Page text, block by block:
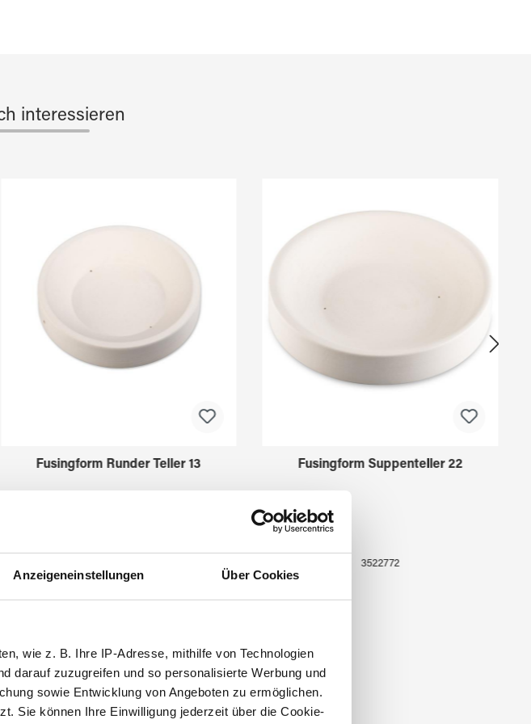
Anzeigeneinstellungen Über Cookies
wie z. B. Ihre IP-Adresse, mithilfe von Technologien
darauf zuzugreifen und so personalisierte Werbung und
sowie Entwicklung von Angeboten zu ermöglichen.
Sie können Ihre Einwilligung jederzeit über die Cookie-
interessieren
Fusingform Runder Teller 13 Fusingform Suppenteller 22
3522772